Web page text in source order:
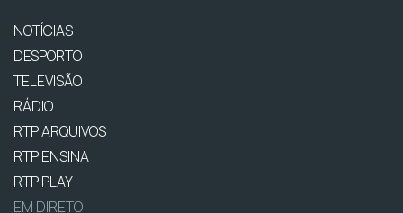
NOTÍCIAS
DESPORTO
TELEVISÃO
RÁDIO
RTP ARQUIVOS
RTP ENSINA
RTP PLAY
EM DIRETO